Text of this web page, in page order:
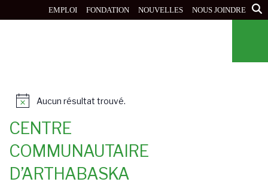
au
EMPLOI FONDATION NOUVELLES NOUS JOINDRE
N
t
c
Aucun résultat trouvé.
CENTRE
COMMUNAUTAIRE
D’ARTHABASKA